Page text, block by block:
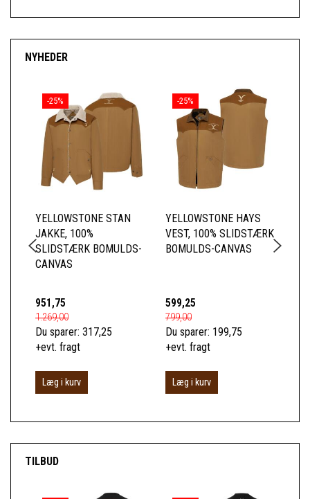
NYHEDER
-25%
YELLOWSTONE STAN
JAKKE, 100%
SLIDSTÆRK BOMULDS-
CANVAS
951,75
1.269,00
Du sparer: 317,25
+evt. fragt
Læg i kurv
-25%
YELLOWSTONE HAYS
VEST, 100% SLIDSTÆRK
BOMULDS-CANVAS
599,25
799,00
Du sparer: 199,75
+evt. fragt
Læg i kurv
TILBUD